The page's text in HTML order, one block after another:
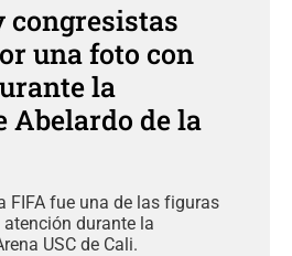
una foto con
la
Abelardo de la
FIFA fue una de las figuras
durante la
USC de Cali.